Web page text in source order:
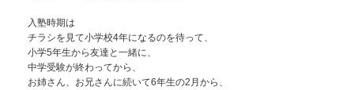
入塾時期は
チラシを見て小学校4年になるのを待って、
小学5年生から友達と一緒に、
中学受験が終わってから、
お姉さん、お兄さんに続いて6年生の2月から、